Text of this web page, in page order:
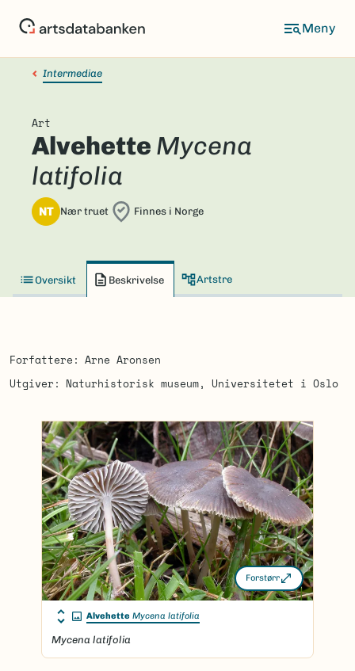
Intermediae
Art
Alvehette Mycena
latifolia
NT Nær truet Finnes i Norge
Oversikt Beskrivelse Artstre
Forfattere
Arne Aronsen
Utgiver
Naturhistorisk museum, Universitetet i Oslo
Forstørr
Alvehette Mycena latifolia
Mycena latifolia